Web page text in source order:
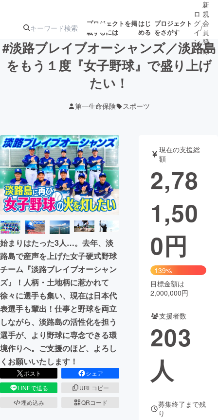
プロジェクトを掲
載するには
はじ
める
プロジェクト
をさがす
注目の新着プロ 募集終了が近いプ
テクノロジー・ガジェット
映像・映画 書籍・雑誌
ビジネス・起業 チャレンジ
まちづくり・地域活性化
CAMPFIRE for Social Good
CAMPFIRE Creation
CAMPFIREふるさと納税
コミュニティ
ロ
グ
イ
ン
/
新
規
会
員
登
録
#淡路ブレイブオーシャンズ／淡路島
をもう１度『女子野球』で盛り上げ
たい！
第一生命保険 スポーツ
始まりはたった3人…。去年、淡
路島で産声を上げた女子硬式野球
チーム『淡路ブレイブオーシャン
ズ』！人柄・土地柄に惹かれて
徐々に選手も集い、現在は日本代
表選手も輩出！仕事と野球を両立
しながら、淡路島の活性化を担う
選手が、より野球に専念できる環
境作りへ。ご支援のほど、よろし
くお願いいたします！
ポスト
シェア
LINEで送る
URLコピー
埋め込み
QRコード
現在の支援総
額
2,78
1,50
0円
139%
目標金額は
2,000,000円
支援者数
203
人
募集終了まで残
り